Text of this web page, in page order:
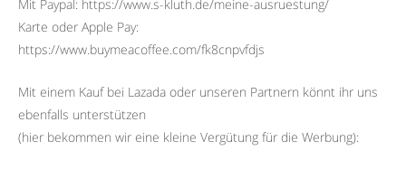
Mit Paypal: https://www.s-kluth.de/meine-ausruestung/
Karte oder Apple Pay:
https://www.buymeacoffee.com/fk8cnpvfdjs
Mit einem Kauf bei Lazada oder unseren Partnern könnt ihr uns
ebenfalls unterstützen
(hier bekommen wir eine kleine Vergütung für die Werbung):